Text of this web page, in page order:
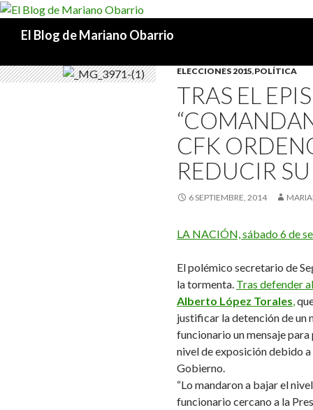
El Blog de Mariano Obarrio
ELECCIONES 2015,POLÍTICA
TRAS EL
CFK
REDUCIR
6 SEPTIEMBRE, 2014
LA NACIÓN, sábado 6 de
El polémico secretario de
la tormenta. Tras defender
Alberto López Torales,
justificar la detención de un
funcionario un mensaje
nivel de exposición debido
Gobierno.
“Lo mandaron a bajar el
funcionario cercano a la